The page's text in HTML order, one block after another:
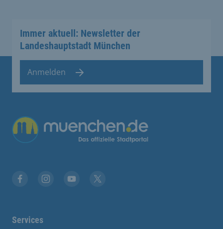
Immer aktuell: Newsletter der
Landeshauptstadt München
Anmelden
Übergreifende Links
Services